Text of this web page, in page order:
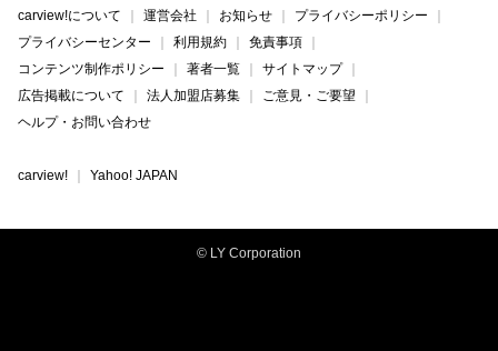
carview!について 運営会社 お知らせ
プライバシーポリシー
プライバシーセンター
利用規約
免責事項
コンテンツ制作ポリシー
著者一覧
サイトマップ
広告掲載について
法人加盟店募集
ご意見・ご要望
ヘルプ・お問い合わせ
carview! Yahoo! JAPAN
© LY Corporation